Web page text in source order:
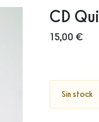
CD
15,00 €
Sin stock